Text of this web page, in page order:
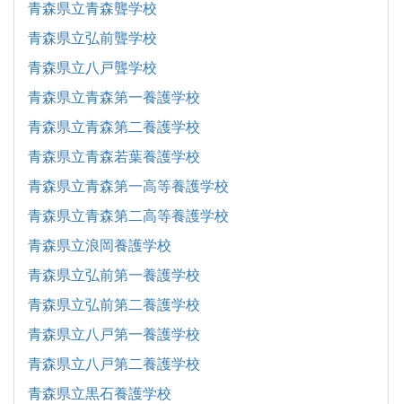
青森県立青森聾学校
青森県立弘前聾学校
青森県立八戸聾学校
青森県立青森第一養護学校
青森県立青森第二養護学校
青森県立青森若葉養護学校
青森県立青森第一高等養護学校
青森県立青森第二高等養護学校
青森県立浪岡養護学校
青森県立弘前第一養護学校
青森県立弘前第二養護学校
青森県立八戸第一養護学校
青森県立八戸第二養護学校
青森県立黒石養護学校